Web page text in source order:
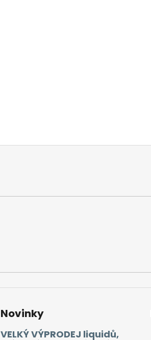
Novinky
VELKÝ VÝPRODEJ liquidů,